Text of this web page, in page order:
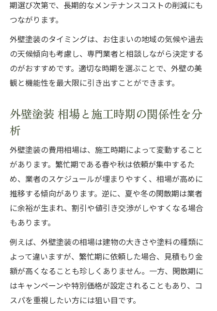
期選び次第で、長期的なメンテナンスコストの削減にも
つながります。
外壁塗装のタイミングは、お住まいの地域の気候や過去
の天候傾向も考慮し、専門業者と相談しながら決定する
のがおすすめです。適切な時期を選ぶことで、外壁の美
観と機能性を最大限に引き出すことができます。
外壁塗装 相場と施工時期の関係性を分
析
外壁塗装の費用相場は、施工時期によって変動すること
があります。繁忙期である春や秋は依頼が集中するた
め、業者のスケジュールが埋まりやすく、相場が高めに
推移する傾向があります。逆に、夏や冬の閑散期は業者
に余裕が生まれ、割引や値引き交渉がしやすくなる場合
もあります。
例えば、外壁塗装の相場は建物の大きさや塗料の種類に
よって違いますが、繁忙期に依頼した場合、見積もり金
額が高くなることも珍しくありません。一方、閑散期に
はキャンペーンや特別価格が設定されることもあり、コ
スパを重視したい方には狙い目です。